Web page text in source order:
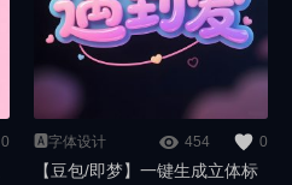
0 🅰️字体设计 454 0
【豆包/即梦】一键生成立体标